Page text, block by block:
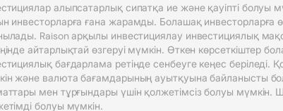
алыпсатарлық сипатқа ие және қауіпті болуы
инвесторларға ғана жарамды. Болашақ инвесторларға
Raison арқылы инвестициялау инвестициялық
айтарлықтай өзгеруі мүмкін. Өткен көрсеткіштер
бағдарлама ретінде сенбеуге кеңес беріледі.
және валюта бағамдарының ауытқуына байланысты
мен тұрғындары үшін қолжетімсіз болуы мүмкін.
болуы мүмкін.